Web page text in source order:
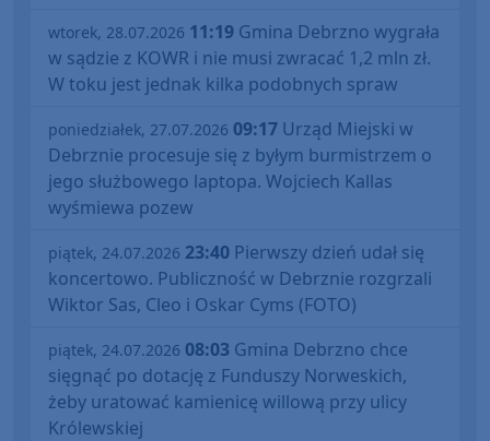
wtorek, 28.07.2026 11:19 Gmina Debrzno wygrała
w sądzie z KOWR i nie musi zwracać 1,2 mln zł.
W toku jest jednak kilka podobnych spraw
poniedziałek, 27.07.2026 09:17 Urząd Miejski w
Debrznie procesuje się z byłym burmistrzem o
jego służbowego laptopa. Wojciech Kallas
wyśmiewa pozew
piątek, 24.07.2026 23:40 Pierwszy dzień udał się
koncertowo. Publiczność w Debrznie rozgrzali
Wiktor Sas, Cleo i Oskar Cyms (FOTO)
piątek, 24.07.2026 08:03 Gmina Debrzno chce
sięgnąć po dotację z Funduszy Norweskich,
żeby uratować kamienicę willową przy ulicy
Królewskiej